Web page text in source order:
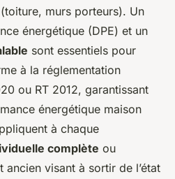
murs porteurs). Un
énergétique (DPE) et un
sont essentiels pour
à la réglementation
ou RT 2012, garantissant
énergétique maison
à chaque
complète ou
visant à sortir de l’état